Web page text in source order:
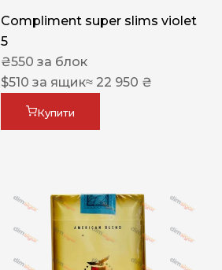
Compliment super slims violet
5
₴550 за блок
$510 за ящик≈ 22 950 ₴
Купити